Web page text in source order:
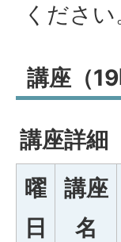
ください
講座（19
講座詳細
曜
日
講座
名